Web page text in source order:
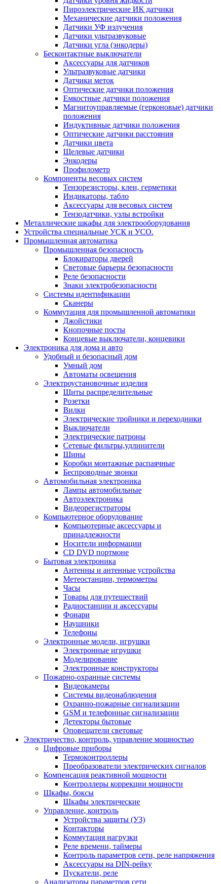
Пироэлектрические ИК датчики
Механические датчики положения
Датчики УФ излучения
Датчики ультразвуковые
Датчики угла (энкодеры)
Бесконтактные выключатели
Аксессуары для датчиков
Ультразвуковые датчики
Датчики меток
Оптические датчики положения
Емкостные датчики положения
Магнитоуправляемые (герконовые) датчики
положения
Индуктивные датчики положения
Оптические датчики расстояния
Датчики цвета
Щелевые датчики
Энкодеры
Профилометр
Компоненты весовых систем
Тензорезисторы, клеи, герметики
Индикаторы, табло
Аксессуары для весовых систем
Тензодатчики, узлы встройки
Металлические шкафы для электрооборудования
Устройства специальные УСК и УСО.
Промышленная автоматика
Промышленная безопасность
Блокираторы дверей
Световые барьеры безопасности
Реле безопасности
Знаки электробезопасности
Системы идентификации
Сканеры
Коммутация для промышленной автоматики
Джойстики
Кнопочные посты
Концевые выключатели, концевики
Электроника для дома и авто
Удобный и безопасный дом
Умный дом
Автоматы освещения
Электроустановочные изделия
Щиты распределительные
Розетки
Вилки
Электрические тройники и переходники
Выключатели
Электрические патроны
Сетевые фильтры,удлинители
Шины
Коробки монтажные распаячные
Беспроводные звонки
Автомобильная электроника
Лампы автомобильные
Автоэлектроника
Видеорегистраторы
Компьютерное оборудование
Компьютерные аксессуары и
принадлежности
Носители информации
CD DVD портмоне
Бытовая электроника
Антенны и антенные устройства
Метеостанции, термометры
Часы
Товары для путешествий
Радиостанции и аксессуары
Фонари
Наушники
Телефоны
Электронные модели, игрушки
Электронные игрушки
Моделирование
Электронные конструкторы
Пожарно-охранные системы
Видеокамеры
Системы видеонаблюдения
Охранно-пожарные сигнализации
GSM и телефонные сигнализации
Детекторы бытовые
Оповещатели световые
Электричество, контроль, управление мощностью
Цифровые приборы
Термоконтроллеры
Преобразователи электрических сигналов
Компенсация реактивной мощности
Контроллеры коррекции мощности
Шкафы, боксы
Шкафы электрические
Управление, контроль
Устройства защиты (УЗ)
Контакторы
Коммутация нагрузки
Реле времени, таймеры
Контроль параметров сети, реле напряжения
Аксессуары на DIN-рейку
Пускатели, реле
Анализаторы параметров сети